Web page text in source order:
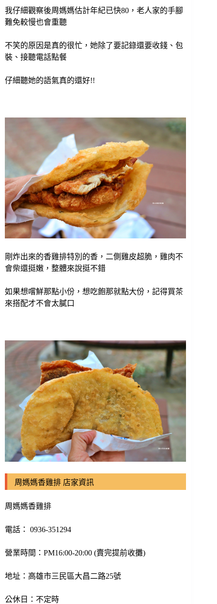
我仔細觀察後周媽媽估計年紀已快80，老人家的手腳
難免較慢也會重聽
不笑的原因是真的很忙，她除了要記錄還要收錢、包
裝、接聽電話點餐
仔細聽她的語氣真的還好!!
剛炸出來的香雞排特別的香，二側雞皮超脆，雞肉不
會柴還挺嫩，整體來說挺不錯
如果想嚐鮮那點小份，想吃飽那就點大份，記得買茶
來搭配才不會太膩口
周媽媽香雞排 店家資訊
周媽媽香雞排
電話： 0936-351294
營業時間：PM16:00-20:00 (賣完提前收攤)
地址：高雄市三民區大昌二路25號
公休日：不定時